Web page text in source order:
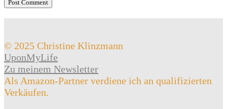
© 2025 Christine Klinzmann
UponMyLife
Zu meinem Newsletter
Als Amazon-Partner verdiene ich an qualifizierten
Verkäufen.